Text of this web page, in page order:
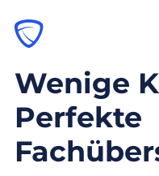
Wenige
Perfekte